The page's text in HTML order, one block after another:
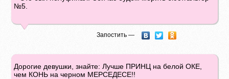
№5.
Запостить —
Дорогие девушки, знайте: Лучше ПРИНЦ на белой ОКЕ,
чем КОНЬ на черном МЕРСЕДЕСЕ!!